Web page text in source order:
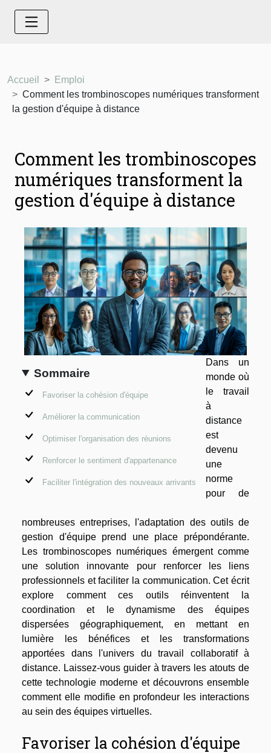
Accueil
Emploi
Comment les trombinoscopes numériques transforment
la gestion d'équipe à distance
Comment les trombinoscopes
numériques transforment la
gestion d'équipe à distance
Sommaire
Favoriser la cohésion d'équipe
Améliorer la communication
Optimiser l'organisation des réunions
Renforcer le sentiment d'appartenance
Faciliter l'intégration des nouveaux arrivants
Dans un
monde où
le travail
à
distance
est
devenu
une
norme
pour de
nombreuses entreprises, l'adaptation des outils de
gestion d'équipe prend une place prépondérante.
Les trombinoscopes numériques émergent comme
une solution innovante pour renforcer les liens
professionnels et faciliter la communication. Cet écrit
explore comment ces outils réinventent la
coordination et le dynamisme des équipes
dispersées géographiquement, en mettant en
lumière les bénéfices et les transformations
apportées dans l'univers du travail collaboratif à
distance. Laissez-vous guider à travers les atouts de
cette technologie moderne et découvrons ensemble
comment elle modifie en profondeur les interactions
au sein des équipes virtuelles.
Favoriser la cohésion d'équipe